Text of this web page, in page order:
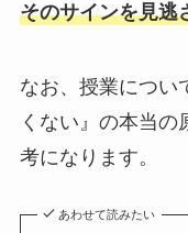
そのサインを見逃
なお、授業につい
くない』の本当の
考になります。
あわせて読みたい